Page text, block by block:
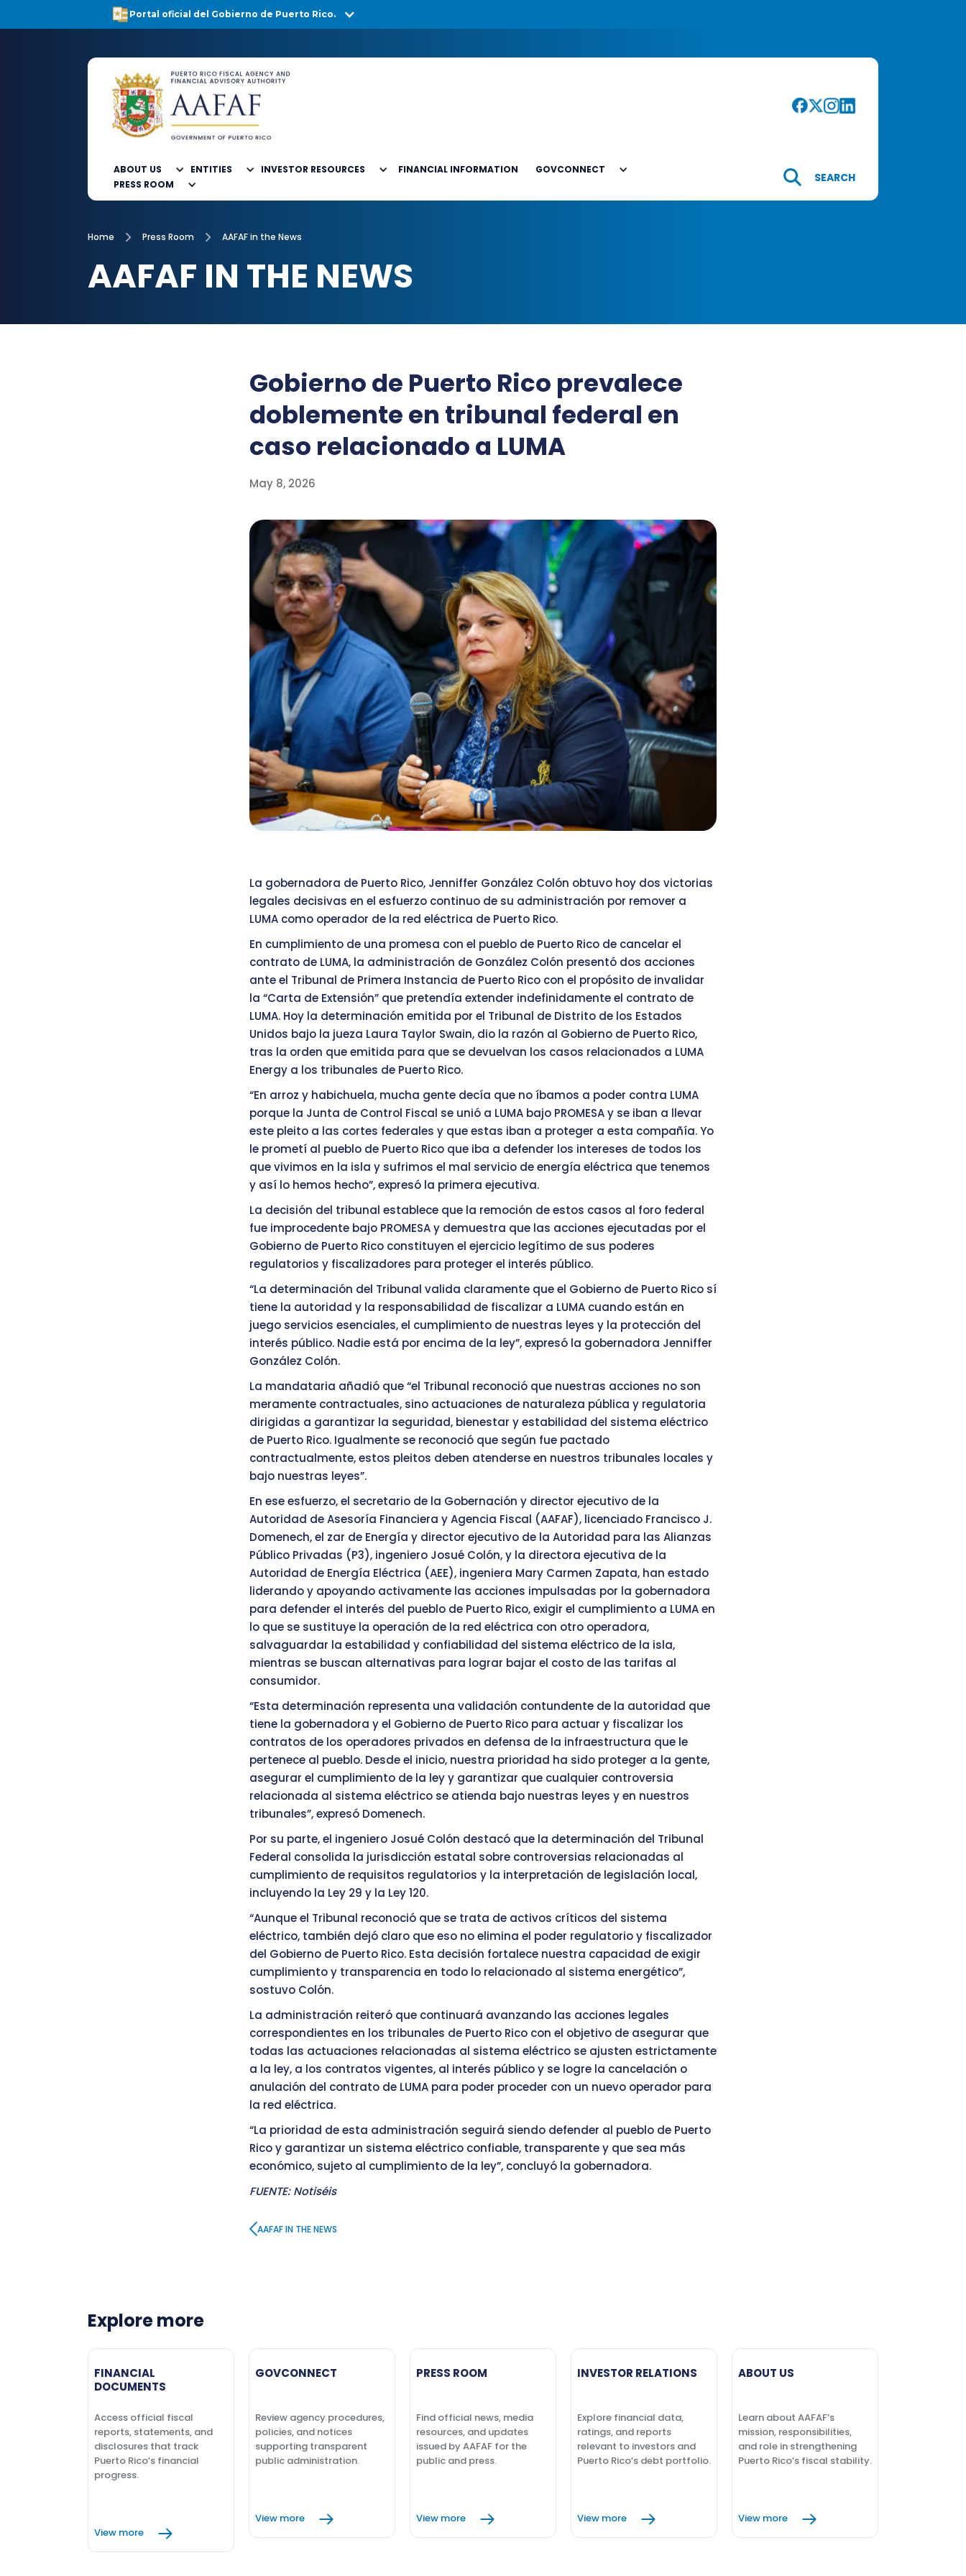
Portal oficial del Gobierno de Puerto Rico.
ABOUT US ENTITIES INVESTOR RESOURCES FINANCIAL INFORMATION
GOVCONNECT
PRESS ROOM
SEARCH
Home Press Room AAFAF in the News
AAFAF IN THE NEWS
Gobierno de Puerto Rico prevalece
doblemente en tribunal federal en
caso relacionado a LUMA
May 8, 2026
La gobernadora de Puerto Rico, Jenniffer González Colón obtuvo hoy dos victorias
legales decisivas en el esfuerzo continuo de su administración por remover a
LUMA como operador de la red eléctrica de Puerto Rico.
En cumplimiento de una promesa con el pueblo de Puerto Rico de cancelar el
contrato de LUMA, la administración de González Colón presentó dos acciones
ante el Tribunal de Primera Instancia de Puerto Rico con el propósito de invalidar
la “Carta de Extensión” que pretendía extender indefinidamente el contrato de
LUMA. Hoy la determinación emitida por el Tribunal de Distrito de los Estados
Unidos bajo la jueza Laura Taylor Swain, dio la razón al Gobierno de Puerto Rico,
tras la orden que emitida para que se devuelvan los casos relacionados a LUMA
Energy a los tribunales de Puerto Rico.
“En arroz y habichuela, mucha gente decía que no íbamos a poder contra LUMA
porque la Junta de Control Fiscal se unió a LUMA bajo PROMESA y se iban a llevar
este pleito a las cortes federales y que estas iban a proteger a esta compañía. Yo
le prometí al pueblo de Puerto Rico que iba a defender los intereses de todos los
que vivimos en la isla y sufrimos el mal servicio de energía eléctrica que tenemos
y así lo hemos hecho”, expresó la primera ejecutiva.
La decisión del tribunal establece que la remoción de estos casos al foro federal
fue improcedente bajo PROMESA y demuestra que las acciones ejecutadas por el
Gobierno de Puerto Rico constituyen el ejercicio legítimo de sus poderes
regulatorios y fiscalizadores para proteger el interés público.
“La determinación del Tribunal valida claramente que el Gobierno de Puerto Rico sí
tiene la autoridad y la responsabilidad de fiscalizar a LUMA cuando están en
juego servicios esenciales, el cumplimiento de nuestras leyes y la protección del
interés público. Nadie está por encima de la ley”, expresó la gobernadora Jenniffer
González Colón.
La mandataria añadió que “el Tribunal reconoció que nuestras acciones no son
meramente contractuales, sino actuaciones de naturaleza pública y regulatoria
dirigidas a garantizar la seguridad, bienestar y estabilidad del sistema eléctrico
de Puerto Rico. Igualmente se reconoció que según fue pactado
contractualmente, estos pleitos deben atenderse en nuestros tribunales locales y
bajo nuestras leyes”.
En ese esfuerzo, el secretario de la Gobernación y director ejecutivo de la
Autoridad de Asesoría Financiera y Agencia Fiscal (AAFAF), licenciado Francisco J.
Domenech, el zar de Energía y director ejecutivo de la Autoridad para las Alianzas
Público Privadas (P3), ingeniero Josué Colón, y la directora ejecutiva de la
Autoridad de Energía Eléctrica (AEE), ingeniera Mary Carmen Zapata, han estado
liderando y apoyando activamente las acciones impulsadas por la gobernadora
para defender el interés del pueblo de Puerto Rico, exigir el cumplimiento a LUMA en
lo que se sustituye la operación de la red eléctrica con otro operadora,
salvaguardar la estabilidad y confiabilidad del sistema eléctrico de la isla,
mientras se buscan alternativas para lograr bajar el costo de las tarifas al
consumidor.
“Esta determinación representa una validación contundente de la autoridad que
tiene la gobernadora y el Gobierno de Puerto Rico para actuar y fiscalizar los
contratos de los operadores privados en defensa de la infraestructura que le
pertenece al pueblo. Desde el inicio, nuestra prioridad ha sido proteger a la gente,
asegurar el cumplimiento de la ley y garantizar que cualquier controversia
relacionada al sistema eléctrico se atienda bajo nuestras leyes y en nuestros
tribunales”, expresó Domenech.
Por su parte, el ingeniero Josué Colón destacó que la determinación del Tribunal
Federal consolida la jurisdicción estatal sobre controversias relacionadas al
cumplimiento de requisitos regulatorios y la interpretación de legislación local,
incluyendo la Ley 29 y la Ley 120.
“Aunque el Tribunal reconoció que se trata de activos críticos del sistema
eléctrico, también dejó claro que eso no elimina el poder regulatorio y fiscalizador
del Gobierno de Puerto Rico. Esta decisión fortalece nuestra capacidad de exigir
cumplimiento y transparencia en todo lo relacionado al sistema energético”,
sostuvo Colón.
La administración reiteró que continuará avanzando las acciones legales
correspondientes en los tribunales de Puerto Rico con el objetivo de asegurar que
todas las actuaciones relacionadas al sistema eléctrico se ajusten estrictamente
a la ley, a los contratos vigentes, al interés público y se logre la cancelación o
anulación del contrato de LUMA para poder proceder con un nuevo operador para
la red eléctrica.
“La prioridad de esta administración seguirá siendo defender al pueblo de Puerto
Rico y garantizar un sistema eléctrico confiable, transparente y que sea más
económico, sujeto al cumplimiento de la ley”, concluyó la gobernadora.
FUENTE: Notiséis
AAFAF IN THE NEWS
Explore more
FINANCIAL
DOCUMENTS
Access official fiscal
reports, statements, and
disclosures that track
Puerto Rico’s financial
progress.
View more
GOVCONNECT
Review agency procedures,
policies, and notices
supporting transparent
public administration.
View more
PRESS ROOM
Find official news, media
resources, and updates
issued by AAFAF for the
public and press.
View more
INVESTOR RELATIONS
Explore financial data,
ratings, and reports
relevant to investors and
Puerto Rico’s debt portfolio.
View more
ABOUT US
Learn about AAFAF’s
mission, responsibilities,
and role in strengthening
Puerto Rico’s fiscal stability.
View more